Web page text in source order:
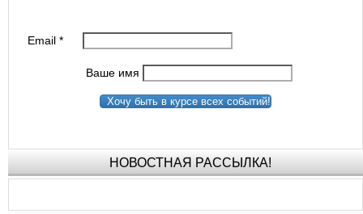
Email*
Ваше имя
Хочу быть в курсе всех событий!
НОВОСТНАЯ РАССЫЛКА!